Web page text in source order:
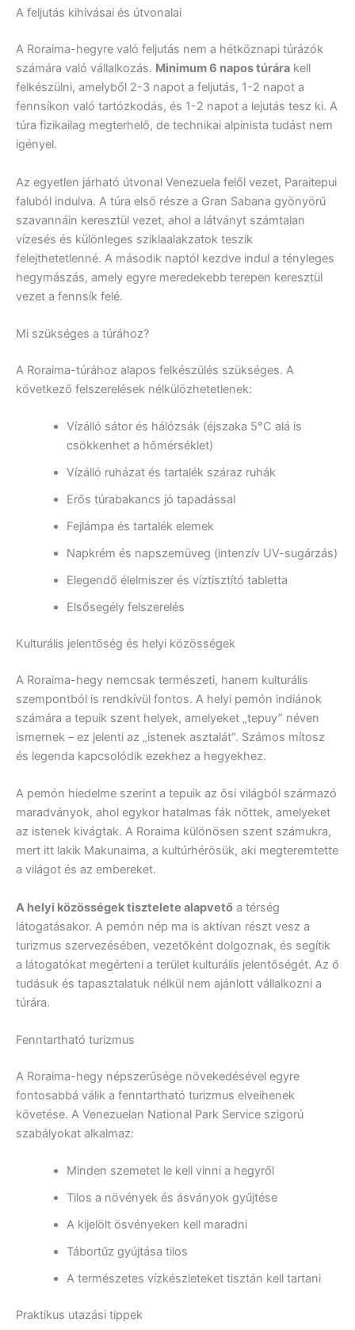
A feljutás kihívásai és útvonalai
A Roraima-hegyre való feljutás nem a hétköznapi túrázók
számára való vállalkozás. Minimum 6 napos túrára kell
felkészülni, amelyből 2-3 napot a feljutás, 1-2 napot a
fennsíkon való tartózkodás, és 1-2 napot a lejutás tesz ki. A
túra fizikailag megterhelő, de technikai alpinista tudást nem
igényel.
Az egyetlen járható útvonal Venezuela felől vezet, Paraitepui
faluból indulva. A túra első része a Gran Sabana gyönyörű
szavannáin keresztül vezet, ahol a látványt számtalan
vízesés és különleges sziklaalakzatok teszik
felejthetetlenné. A második naptól kezdve indul a tényleges
hegymászás, amely egyre meredekebb terepen keresztül
vezet a fennsík felé.
Mi szükséges a túrához?
A Roraima-túrához alapos felkészülés szükséges. A
következő felszerelések nélkülözhetetlenek:
Vízálló sátor és hálózsák (éjszaka 5°C alá is
csökkenhet a hőmérséklet)
Vízálló ruházat és tartalék száraz ruhák
Erős túrabakancs jó tapadással
Fejlámpa és tartalék elemek
Napkrém és napszemüveg (intenzív UV-sugárzás)
Elegendő élelmiszer és víztisztító tabletta
Elsősegély felszerelés
Kulturális jelentőség és helyi közösségek
A Roraima-hegy nemcsak természeti, hanem kulturális
szempontból is rendkívül fontos. A helyi pemón indiánok
számára a tepuik szent helyek, amelyeket „tepuy” néven
ismernek – ez jelenti az „istenek asztalát”. Számos mítosz
és legenda kapcsolódik ezekhez a hegyekhez.
A pemón hiedelme szerint a tepuik az ősi világból származó
maradványok, ahol egykor hatalmas fák nőttek, amelyeket
az istenek kivágtak. A Roraima különösen szent számukra,
mert itt lakik Makunaima, a kultúrhérösük, aki megteremtette
a világot és az embereket.
A helyi közösségek tisztelete alapvető a térség
látogatásakor. A pemón nép ma is aktívan részt vesz a
turizmus szervezésében, vezetőként dolgoznak, és segítik
a látogatókat megérteni a terület kulturális jelentőségét. Az ő
tudásuk és tapasztalatuk nélkül nem ajánlott vállalkozni a
túrára.
Fenntartható turizmus
A Roraima-hegy népszerűsége növekedésével egyre
fontosabbá válik a fenntartható turizmus elveihenek
követése. A Venezuelan National Park Service szigorú
szabályokat alkalmaz:
Minden szemetet le kell vinni a hegyről
Tilos a növények és ásványok gyűjtése
A kijelölt ösvényeken kell maradni
Tábortűz gyújtása tilos
A természetes vízkészleteket tisztán kell tartani
Praktikus utazási tippek